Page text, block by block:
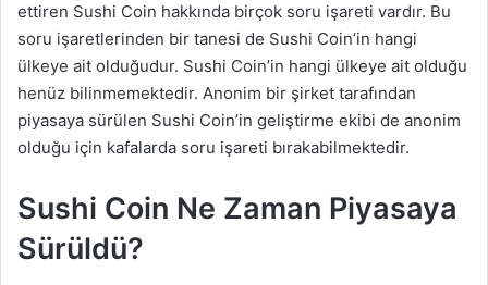
ettiren Sushi Coin hakkında birçok soru işareti vardır. Bu
soru işaretlerinden bir tanesi de Sushi Coin’in hangi
ülkeye ait olduğudur. Sushi Coin’in hangi ülkeye ait olduğu
henüz bilinmemektedir. Anonim bir şirket tarafından
piyasaya sürülen Sushi Coin’in geliştirme ekibi de anonim
olduğu için kafalarda soru işareti bırakabilmektedir.
Sushi Coin Ne Zaman Piyasaya
Sürüldü?